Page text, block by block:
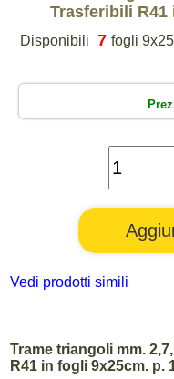
Trasferibili R41
Disponibili 7 fogli
Vedi prodotti simili
Trame triangoli mm.
R41 in fogli 9x25cm. p.